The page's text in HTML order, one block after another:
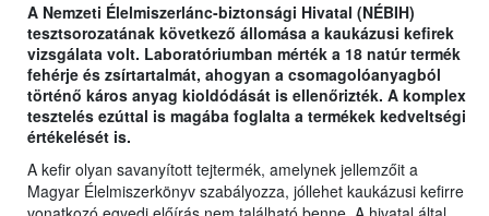
A Nemzeti Élelmiszerlánc-biztonsági Hivatal (NÉBIH)
tesztsorozatának következő állomása a kaukázusi kefirek
vizsgálata volt. Laboratóriumban mérték a 18 natúr termék
fehérje és zsírtartalmát, ahogyan a csomagolóanyagból
történő káros anyag kioldódását is ellenőrizték. A komplex
tesztelés ezúttal is magába foglalta a termékek kedveltségi
értékelését is.
A kefir olyan savanyított tejtermék, amelynek jellemzőit a
Magyar Élelmiszerkönyv szabályozza, jóllehet kaukázusi kefirre